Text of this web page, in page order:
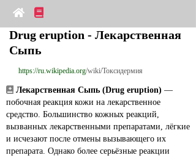
Drug eruption - Лекарственная
Сыпь
https://ru.wikipedia.org/wiki/Токсидермия
Лекарственная Сыпь (Drug eruption) —
побочная реакция кожи на лекарственное
средство. Большинство кожных реакций,
вызванных лекарственными препаратами, лёгкие
и исчезают после отмены вызывающего их
препарата. Однако более серьёзные реакции